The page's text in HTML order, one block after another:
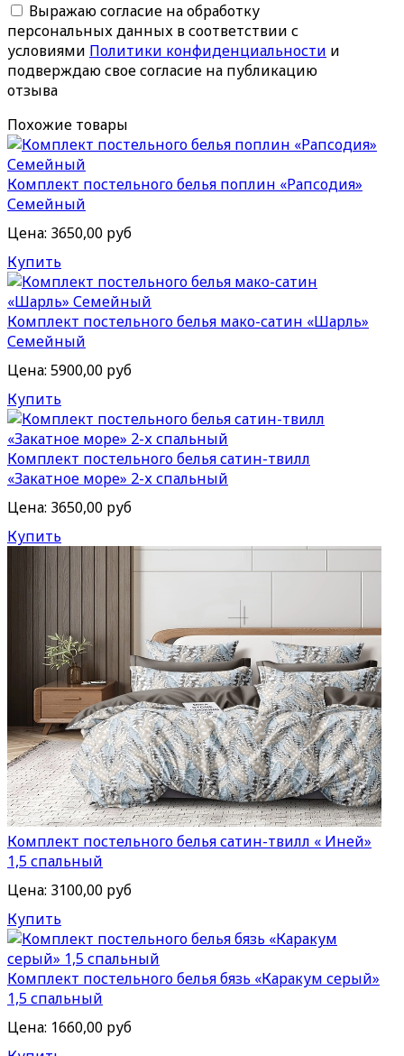
Выражаю согласие на обработку
персональных данных в соответствии с
условиями Политики конфиденциальности и
подверждаю свое согласие на публикацию
отзыва
Похожие товары
Комплект постельного белья поплин «Рапсодия»
Семейный
Цена: 3650,00 руб
Купить
Комплект постельного белья мако-сатин «Шарль»
Семейный
Цена: 5900,00 руб
Купить
Комплект постельного белья сатин-твилл
«Закатное море» 2-х спальный
Цена: 3650,00 руб
Купить
Комплект постельного белья сатин-твилл « Иней»
1,5 спальный
Цена: 3100,00 руб
Купить
Комплект постельного белья бязь «Каракум серый»
1,5 спальный
Цена: 1660,00 руб